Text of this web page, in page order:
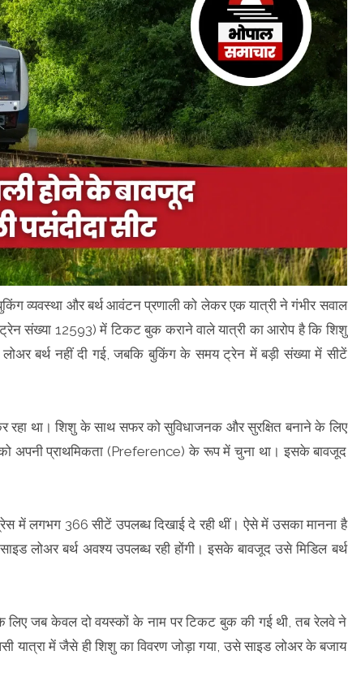
व्यवस्था और बर्थ आवंटन प्रणाली को लेकर एक यात्री ने गंभीर सवाल
संख्या 12593) में टिकट बुक कराने वाले यात्री का आरोप है कि शिशु
बर्थ नहीं दी गई, जबकि बुकिंग के समय ट्रेन में बड़ी संख्या में सीटें
रहा था। शिशु के साथ सफर को सुविधाजनक और सुरक्षित बनाने के लिए
अपनी प्राथमिकता (Preference) के रूप में चुना था। इसके बावजूद
में लगभग 366 सीटें उपलब्ध दिखाई दे रही थीं। ऐसे में उसका मानना है
लोअर बर्थ अवश्य उपलब्ध रही होंगी। इसके बावजूद उसे मिडिल बर्थ
लिए जब केवल दो वयस्कों के नाम पर टिकट बुक की गई थी, तब रेलवे ने
में जैसे ही शिशु का विवरण जोड़ा गया, उसे साइड लोअर के बजाय